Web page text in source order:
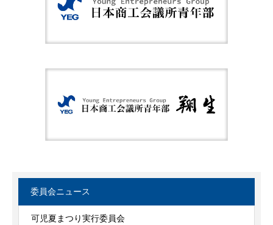
委員会ニュース
可児夏まつり実行委員会